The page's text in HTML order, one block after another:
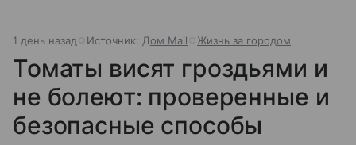
1 день назад Источник: Дом Mail Жизнь за городом
Томаты висят гроздьями и
не болеют: проверенные и
безопасные способы